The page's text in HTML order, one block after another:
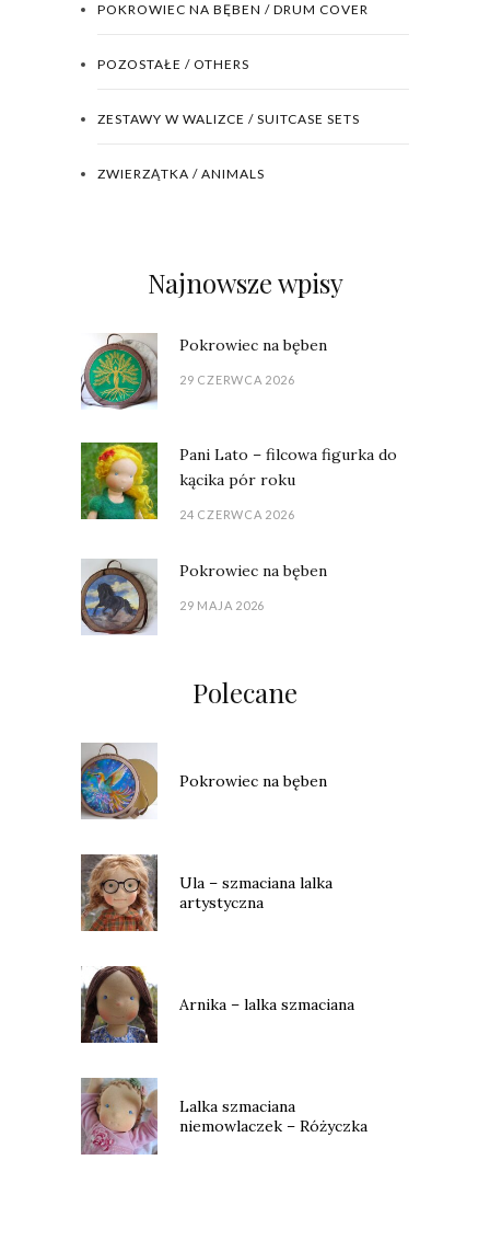
POKROWIEC NA BĘBEN / DRUM COVER
POZOSTAŁE / OTHERS
ZESTAWY W WALIZCE / SUITCASE SETS
ZWIERZĄTKA / ANIMALS
Najnowsze wpisy
Pokrowiec na bęben
29 CZERWCA 2026
Pani Lato – filcowa figurka do
kącika pór roku
24 CZERWCA 2026
Pokrowiec na bęben
29 MAJA 2026
Polecane
Pokrowiec na bęben
Ula – szmaciana lalka
artystyczna
Arnika – lalka szmaciana
Lalka szmaciana
niemowlaczek – Różyczka